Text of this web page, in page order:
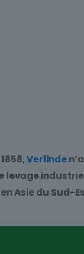
Verlinde
levage
Asie du Sud-